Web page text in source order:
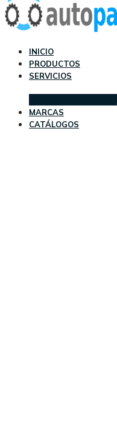
INICIO
PRODUCTOS
SERVICIOS
MARCAS
CATÁLOGOS